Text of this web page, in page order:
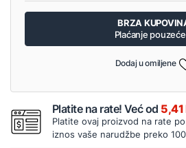
BRZA
Plaćanje
Dodaj u omiljene
Platite na rate! Već od 5,41
Platite ovaj proizvod na rate
iznos vaše narudžbe preko